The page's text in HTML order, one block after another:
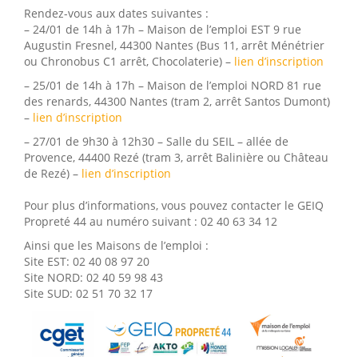
Rendez-vous aux dates suivantes :
– 24/01 de 14h à 17h – Maison de l’emploi EST 9 rue
Augustin Fresnel, 44300 Nantes (Bus 11, arrêt Ménétrier
ou Chronobus C1 arrêt, Chocolaterie) – lien d’inscription
– 25/01 de 14h à 17h – Maison de l’emploi NORD 81 rue
des renards, 44300 Nantes (tram 2, arrêt Santos Dumont)
– lien d’inscription
– 27/01 de 9h30 à 12h30 – Salle du SEIL – allée de
Provence, 44400 Rezé (tram 3, arrêt Balinière ou Château
de Rezé) – lien d’inscription
Pour plus d’informations, vous pouvez contacter le GEIQ
Propreté 44 au numéro suivant : 02 40 63 34 12
Ainsi que les Maisons de l’emploi :
Site EST: 02 40 08 97 20
Site NORD: 02 40 59 98 43
Site SUD: 02 51 70 32 17